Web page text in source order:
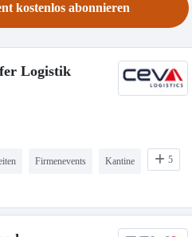
kostenlos abonnieren
Logistik
Firmenevents Kantine 5